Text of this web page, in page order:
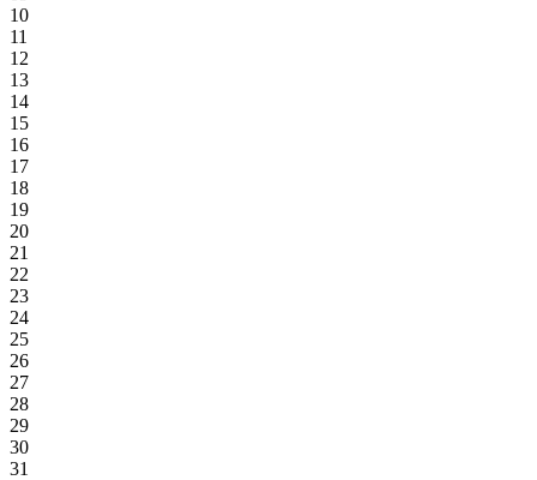
10
11
12
13
14
15
16
17
18
19
20
21
22
23
24
25
26
27
28
29
30
31